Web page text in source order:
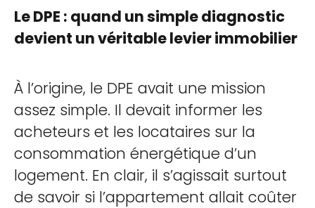
Le DPE : quand un simple diagnostic
devient un véritable levier immobilier
À l’origine, le DPE avait une mission
assez simple. Il devait informer les
acheteurs et les locataires sur la
consommation énergétique d’un
logement. En clair, il s’agissait surtout
de savoir si l’appartement allait coûter